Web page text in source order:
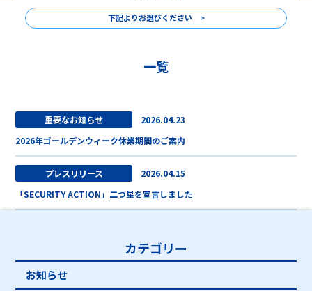
下記よりお選びください >
一覧
重要なお知らせ
2026.04.23
2026年ゴールデンウィーク休業期間のご案内
プレスリリース
2026.04.15
「SECURITY ACTION」二つ星を宣言しました
カテゴリー
お知らせ